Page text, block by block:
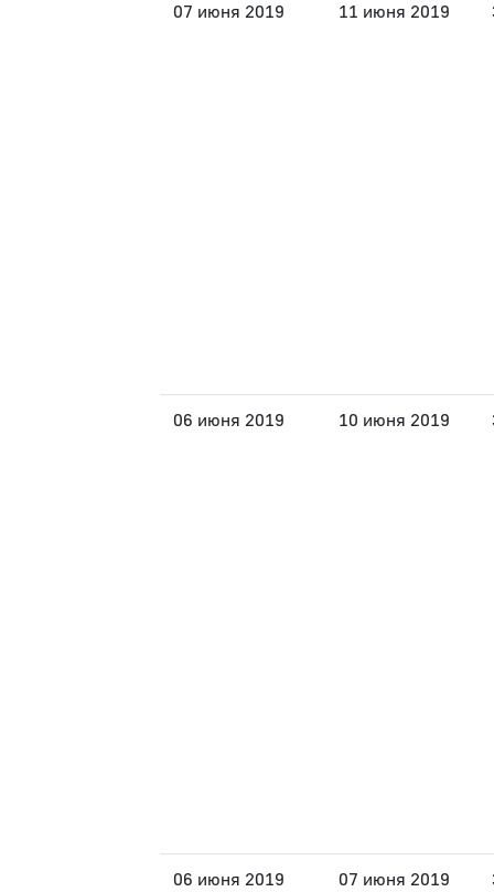
07 июня 2019 11 июня 2019
06 июня 2019 10 июня 2019
06 июня 2019 07 июня 2019